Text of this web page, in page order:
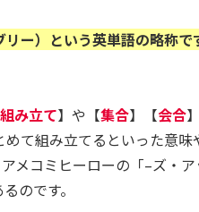
ー）という英単語の略称で
組み立て】や【集合】【会合
て組み立てるといった意
メコミヒーローの「–ズ・
のです。